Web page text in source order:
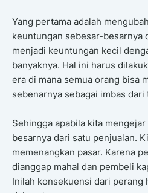
Yang pertama adalah
keuntungan sebesar-besarnya
menjadi keuntungan kecil
banyaknya. Hal ini harus
era di mana semua orang bisa
sebenarnya sebagai imbas
Sehingga apabila kita
besarnya dari satu penjualan.
memenangkan pasar. Karena
dianggap mahal dan pembeli
Inilah konsekuensi dari perang